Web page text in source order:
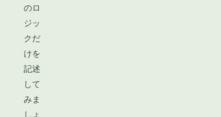
のロ
ジッ
クだ
けを
記述
して
みま
しょ